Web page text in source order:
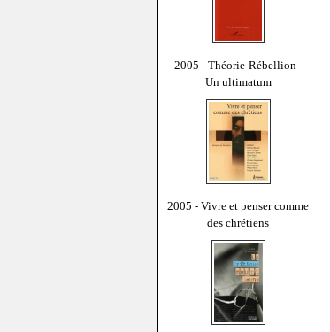
2005 - Théorie-Rébellion -
Un ultimatum
2005 - Vivre et penser comme
des chrétiens